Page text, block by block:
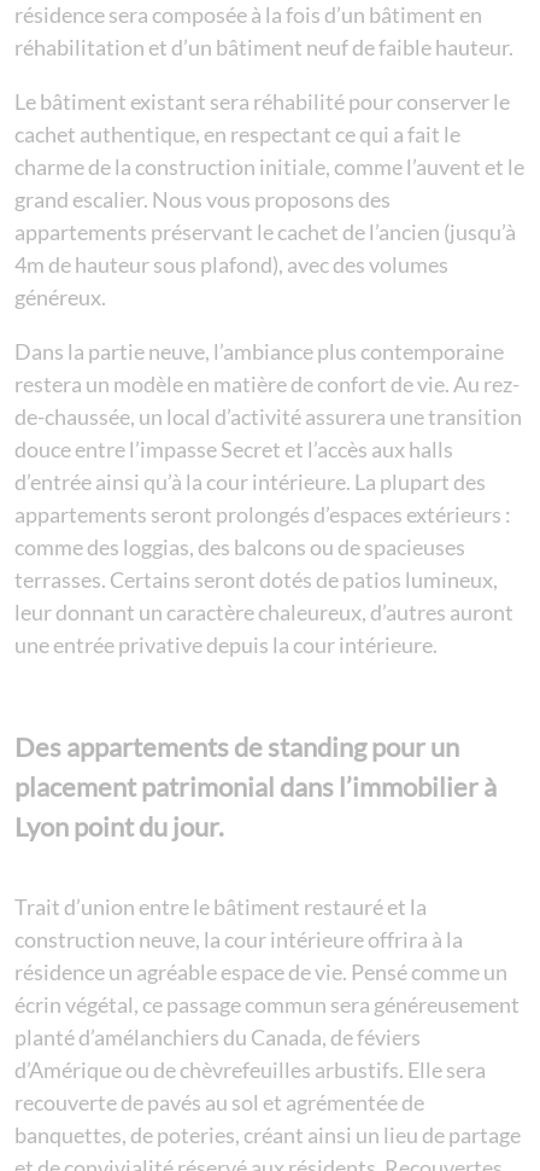
résidence sera composée à la fois d’un bâtiment en
réhabilitation et d’un bâtiment neuf de faible hauteur.
Le bâtiment existant sera réhabilité pour conserver le
cachet authentique, en respectant ce qui a fait le
charme de la construction initiale, comme l’auvent et le
grand escalier. Nous vous proposons des
appartements préservant le cachet de l’ancien (jusqu’à
4m de hauteur sous plafond), avec des volumes
généreux.
Dans la partie neuve, l’ambiance plus contemporaine
restera un modèle en matière de confort de vie. Au rez-
de-chaussée, un local d’activité assurera une transition
douce entre l’impasse Secret et l’accès aux halls
d’entrée ainsi qu’à la cour intérieure. La plupart des
appartements seront prolongés d’espaces extérieurs :
comme des loggias, des balcons ou de spacieuses
terrasses. Certains seront dotés de patios lumineux,
leur donnant un caractère chaleureux, d’autres auront
une entrée privative depuis la cour intérieure.
Des appartements de standing pour un
placement patrimonial dans l’immobilier à
Lyon point du jour.
Trait d’union entre le bâtiment restauré et la
construction neuve, la cour intérieure offrira à la
résidence un agréable espace de vie. Pensé comme un
écrin végétal, ce passage commun sera généreusement
planté d’amélanchiers du Canada, de féviers
d’Amérique ou de chèvrefeuilles arbustifs. Elle sera
recouverte de pavés au sol et agrémentée de
banquettes, de poteries, créant ainsi un lieu de partage